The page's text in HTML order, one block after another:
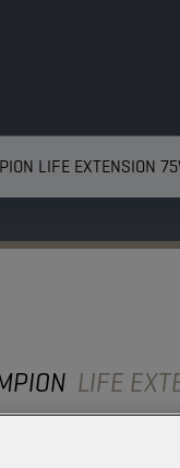
LIFE EXTENSION
LIFE
LS